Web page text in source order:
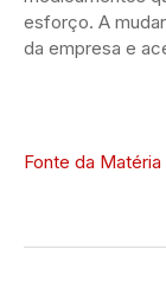
esforço. A
da empresa e
Fonte da Matéria